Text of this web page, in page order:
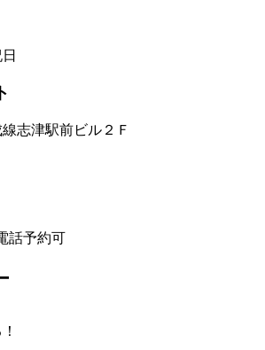
志津駅前ビル２Ｆ
話予約可